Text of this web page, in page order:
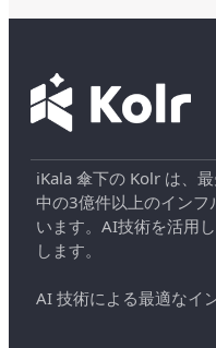
iKala 傘下の Kolr は、
中の3億件以上のイン
います。AI技術を活用
します。
AI 技術による最適なイ